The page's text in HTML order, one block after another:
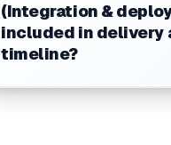
(Integration &
included in delivery
timeline?